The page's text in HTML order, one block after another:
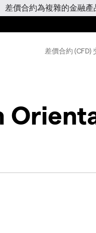
差價合約為複雜的金融
差價合約 (CFD)